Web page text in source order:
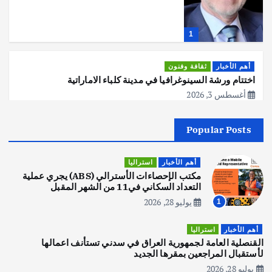
1
أهم الأخبار ثقافة وفنون
اختتام ورشة السينوغرافيا في مدينة كلباء الاماراتية
أغسطس 3, 2026
2
اصبح بطلاً لأستراليا بلعبة كمال الاجسام
يوليو 30, 2026
3
يوليو 30, 2026
Popular Posts
1
أهم الأخبار استراليا
مكتب الإحصاءات الأسترالي (ABS) يجري عملية
التعداد السكاني في11 من الشهر المقبل
يوليو 28, 2026
أهم الأخبار استراليا
القنصلية العامة لجمهورية العراق في سدني تستأنف اعمالها
لأستقبال المراجعين بمقرها الجديد
يوليو 28, 2026